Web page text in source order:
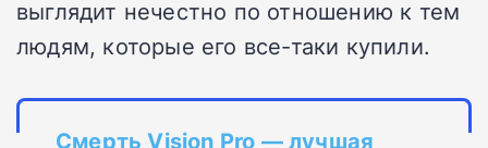
выглядит нечестно по отношению к тем
людям, которые его все-таки купили.
Смерть Vision Pro — лучшая